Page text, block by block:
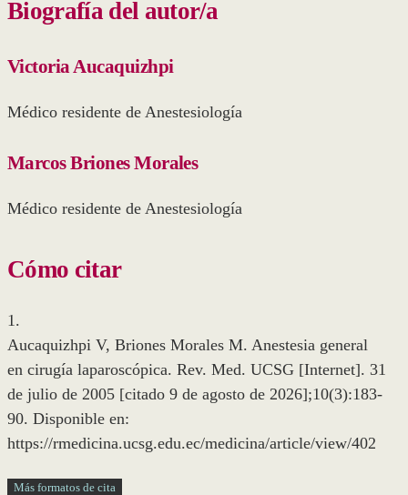
Biografía del autor/a
Victoria Aucaquizhpi
Médico residente de Anestesiología
Marcos Briones Morales
Médico residente de Anestesiología
Cómo citar
1.
Aucaquizhpi V, Briones Morales M. Anestesia general
en cirugía laparoscópica. Rev. Med. UCSG [Internet]. 31
de julio de 2005 [citado 9 de agosto de 2026];10(3):183-
90. Disponible en:
https://rmedicina.ucsg.edu.ec/medicina/article/view/402
Más formatos de cita